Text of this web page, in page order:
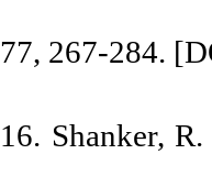
77, 267-284. [
16. Shanker‎,